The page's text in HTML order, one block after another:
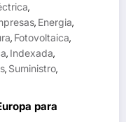
,
, Energia,
, Fotovoltaica,
, Indexada,
, Suministro,
para